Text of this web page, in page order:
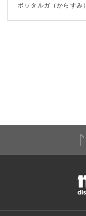
ボッタルガ（からすみ）